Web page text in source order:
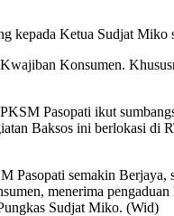
kepada Ketua Sudjat
Konsumen.
Pasopati ikut
Baksos ini berlokasi di
Pasopati semakin
menerima
Sudjat Miko. (Wid)